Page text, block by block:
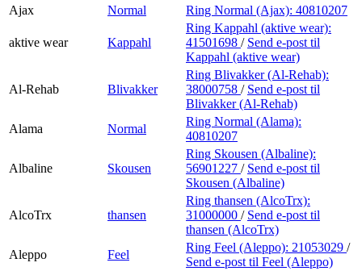
Ajax
Normal Ring Normal (Ajax): 40810207
aktive wear Kappahl
Ring Kappahl (aktive wear):
41501698 / Send e-post til
Kappahl (aktive wear)
Al-Rehab Blivakker
Ring Blivakker (Al-Rehab):
38000758 / Send e-post til
Blivakker (Al-Rehab)
Alama
Normal
Ring Normal (Alama):
40810207
Albaline Skousen
Ring Skousen (Albaline):
56901227 / Send e-post til
Skousen (Albaline)
AlcoTrx thansen
Ring thansen (AlcoTrx):
31000000 / Send e-post til
thansen (AlcoTrx)
Aleppo
Feel
Ring Feel (Aleppo): 21053029 /
Send e-post til Feel (Aleppo)